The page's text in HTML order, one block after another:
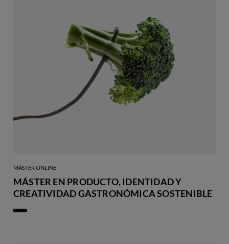
MÁSTER ONLINE
MÁSTER EN PRODUCTO, IDENTIDAD Y
CREATIVIDAD GASTRONÓMICA SOSTENIBLE